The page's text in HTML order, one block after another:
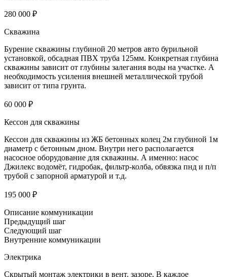
280 000 ₽
Скважина
Бурение скважины глубиной 20 метров авто бурильной
установкой, обсадная ПВХ труба 125мм. Конкретная глубина
скважины зависит от глубины залегания воды на участке. А
необходимость усиления внешней металлической трубой
зависит от типа грунта.
60 000 ₽
Кессон для скважины
Кессон для скважины из ЖБ бетонных колец 2м глубиной 1м
диаметр с бетонным дном. Внутри него располагается
насосное оборудование для скважины. А именно: насос
Джилекс водомёт, гидробак, фильтр-колба, обвязка пнд и п/п
трубой с запорной арматурой и т.д.
195 000 ₽
Описание коммуникации
Предыдущий шаг
Следующий шаг
Внутренние коммуникации
Электрика
Скрытый монтаж электрики в вент. зазоре. В каждое